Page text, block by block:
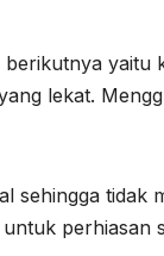
yaitu
lekat.
sehingga tidak